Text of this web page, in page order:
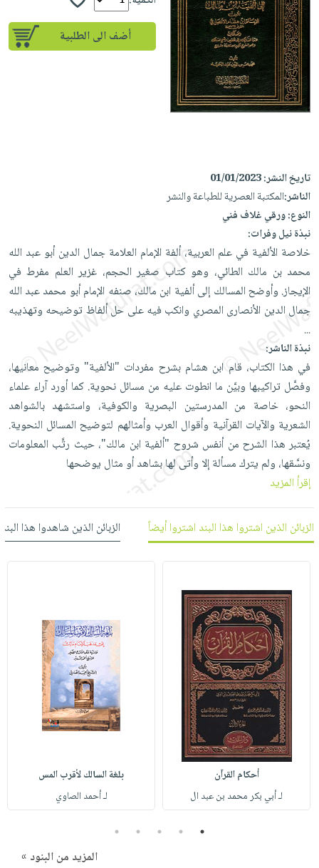
إختياراتنا
كتب
أكاديمية
صندوق
القراءة
iKitab
بلا
حدود
أسئلة
يتكرر
على
Android
تحميل
iKitab
Apple
أسئلة
يتكرر
طرحها
تحميل
masmu3
على
masmu3
على
Apple
المواضيع
الأكثر
مبيعاً
إختياراتنا
وسائل
جوائز
تعليمية
الصحة
والعناية
الشخصية
جديد
العناية
الشخصية
العناية
وتصفيف
العناية
بالجسم
بالأسنان
الحمية
والتغذية
والسفرة
جديد
الكل
أواني
الطهي
أدوات
الخبز
المائدة
الأوعية
والتخزين
أدوات
المطبخ
متجر
الهدايا
أقسام
مبيعاً
العودة
للمدارس
اكسسوارات
كتب
اكسسوارات
منزلية
اكسسوارات
مطرزات
حقائب
عناية
بالذات
صابون
أطفال
مناسبات
شحن
مجاني
بنود
مختارة
اشتراكات
كل
الاشتراكات
صندوق
القراءة
iKitab
بلا
بحث
متقدم
نيل
وفرات
الشركة
سياسة
الشركة
فيديوهات
أسئلة
يتكرر
طرحها
خدمات
نيل
انشر
كتابك
لائحة
الأمنيات
عربة
التسوق
نشرة
الإصدارات
أضف الى الطلبية
تاريخ النشر:01/01/2023
الناشر:المكتبة العصرية للطباعة والنشر
النوع:ورقي غلاف فني
نبذة نيل وفرات:
خلاصة الألفية في علم العربية، ألفة الإمام العلامة جمال الدين أبو عبد الله
محمد بن مالك الطائي، وهو كتاب صغير الحجم، غزير العلم مفرط في
الإيجاز. وأوضح المسالك إلى ألفية ابن مالك، صنفه الإمام أبو محمد عبد الله
جمال الدين الأنصارى المصري وانكب فيه على حل ألفاظ توضيحه وتهذيبه
...
نبذة الناشر:
في هذا الكتاب، قام ابن هشام بشرح مفردات "الألفية" وتوضيح معانيها،
وفصَّل تراكيبها وبيَّن ما انطوت عليه من مسائل نحوية. كما أورد آراء علماء
النحو، خاصة من المدرستين البصرية والكوفية، واستشهد بالشواهد
الشعرية والآيات القرآنية وأقوال العرب وأمثالهم لتوضيح المسائل النحوية.
يُعتبر هذا الشرح من أنفس شروح "ألفية ابن مالك"، حيث رتَّب المعلومات
ونسَّقها، ولم يترك مسألة إلا وأتى لها بشاهد أو مثال يوضحها
إقرأ المزيد
الزبائن الذين اشتروا هذا البند اشتروا أيضاً الزبائن الذين شاهدوا هذا
أحكام القرآن
لـ أبي بكر محمد بن عبد ال
بلغة السالك لأقرب المس
لـ أحمد الصاوي
1
2
3
4
5
المزيد من البنود »